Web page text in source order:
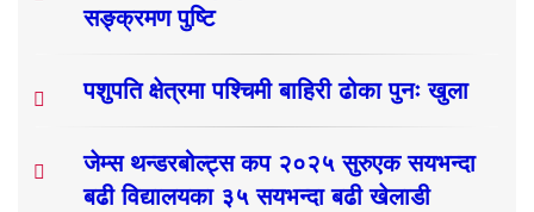
सङ्क्रमण पुष्टि
पशुपति क्षेत्रमा पश्चिमी बाहिरी ढोका पुनः खुला
जेम्स थन्डरबोल्ट्स कप २०२५ सुरुएक सयभन्दा
बढी विद्यालयका ३५ सयभन्दा बढी खेलाडी